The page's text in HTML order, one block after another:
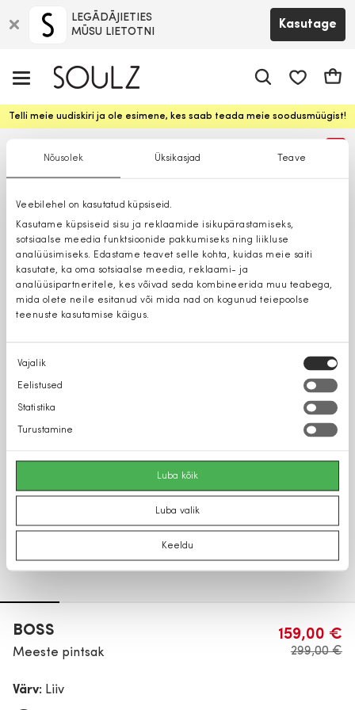
Nõusolek Üksikasjad Teave
Veebilehel on kasutatud küpsiseid.
Kasutame küpsiseid sisu ja reklaamide isikupärastamiseks,
sotsiaalse meedia funktsioonide pakkumiseks ning liikluse
analüüsimiseks. Edastame teavet selle kohta, kuidas meie saiti
kasutate, ka oma sotsiaalse meedia, reklaami- ja
analüüsipartneritele, kes võivad seda kombineerida muu teabega,
mida olete neile esitanud või mida nad on kogunud teiepoolse
teenuste kasutamise käigus.
Nõusoleku
valik
Vajalik
Eelistused
Statistika
Turustamine
Luba kõik
Luba valik
Keeldu
LEGĀDĀJIETIES
MŪSU LIETOTNI
Kasutage
Telli meie uudiskiri ja ole esimene, kes saab teada meie soodusmüügist!
BOSS
Meeste pintsak
159,00 €
299,00 €
Värv: Liiv